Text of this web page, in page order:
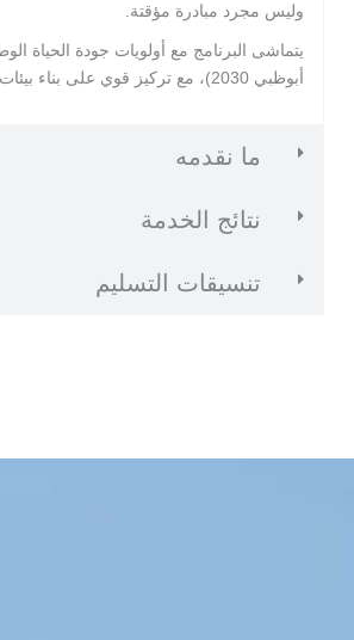
وليس مجرد مبادرة مؤقتة.
يتماشى البرنامج مع أولويات جودة الحياة
أبوظبي 2030)، مع تركيز قوي على بناء بيئات عمل أكثر صحة وإنتاجية وتفاعلًا.
ما نقدمه
نتائج الخدمة
تنسيقات التسليم